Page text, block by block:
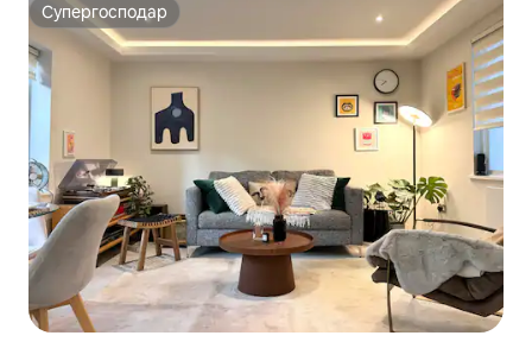
Супергосподар
Супергосподар